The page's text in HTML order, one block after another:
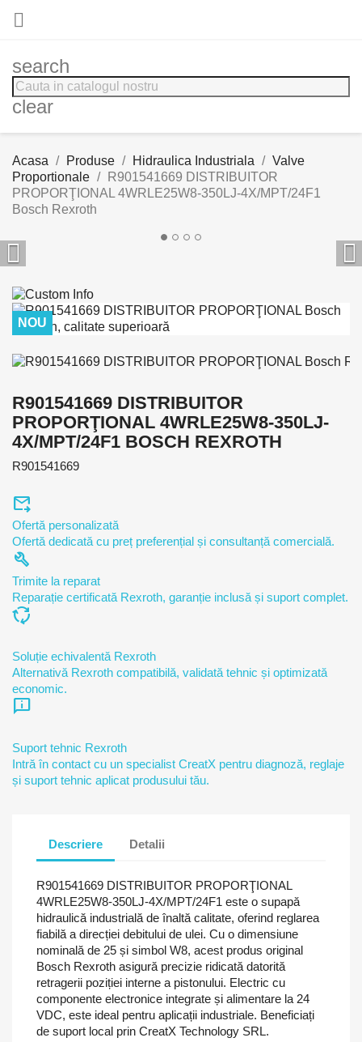

search
clear
Acasa Produse Hidraulica Industriala
Valve
Proportionale
R901541669 DISTRIBUITOR
PROPORŢIONAL 4WRLE25W8-350LJ-4X/MPT/24F1
Bosch Rexroth
 
NOU
R901541669 DISTRIBUITOR
PROPORŢIONAL 4WRLE25W8-350LJ-
4X/MPT/24F1 BOSCH REXROTH
R901541669
forward_to_inbox
Ofertă personalizată
Ofertă dedicată cu preț preferențial și consultanță comercială.
build
Trimite la reparat
Reparație certificată Rexroth, garanție inclusă și suport complet.
cycle
Soluție echivalentă Rexroth
Alternativă Rexroth compatibilă, validată tehnic și optimizată
economic.
chat_info
Suport tehnic Rexroth
Intră în contact cu un specialist CreatX pentru diagnoză, reglaje
și suport tehnic aplicat produsului tău.
Descriere Detalii
R901541669 DISTRIBUITOR PROPORŢIONAL
4WRLE25W8-350LJ-4X/MPT/24F1 este o supapă
hidraulică industrială de înaltă calitate, oferind reglarea
fiabilă a direcției debitului de ulei. Cu o dimensiune
nominală de 25 și simbol W8, acest produs original
Bosch Rexroth asigură precizie ridicată datorită
retragerii poziției interne a pistonului. Electric cu
componente electronice integrate și alimentare la 24
VDC, este ideal pentru aplicații industriale. Beneficiați
de suport local prin CreatX Technology SRL.